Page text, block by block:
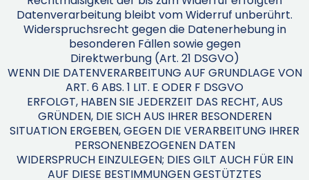
Datenverarbeitung bleibt vom Widerruf unberührt.
Widerspruchsrecht gegen die Datenerhebung in
besonderen Fällen sowie gegen
Direktwerbung (Art. 21 DSGVO)
WENN DIE DATENVERARBEITUNG AUF GRUNDLAGE VON
ART. 6 ABS. 1 LIT. E ODER F DSGVO
ERFOLGT, HABEN SIE JEDERZEIT DAS RECHT, AUS
GRÜNDEN, DIE SICH AUS IHRER BESONDEREN
SITUATION ERGEBEN, GEGEN DIE VERARBEITUNG IHRER
PERSONENBEZOGENEN DATEN
WIDERSPRUCH EINZULEGEN; DIES GILT AUCH FÜR EIN
AUF DIESE BESTIMMUNGEN GESTÜTZTES